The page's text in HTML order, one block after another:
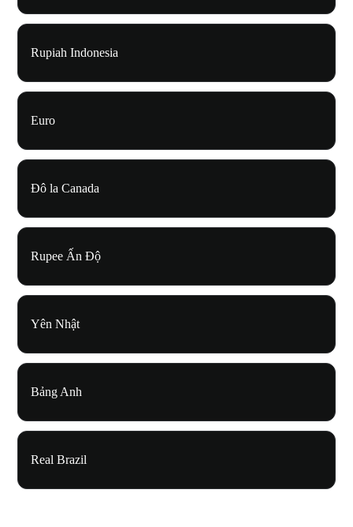
Rupiah Indonesia
Euro
Đô la Canada
Rupee Ấn Độ
Yên Nhật
Bảng Anh
Real Brazil